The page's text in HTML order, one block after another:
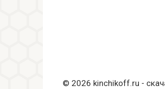
© 2026 kinchikoff.ru -